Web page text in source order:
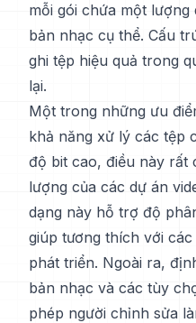
mỗi gói chứa một
bản nhạc cụ thể. Cấu
ghi tệp hiệu quả trong
lại.
Một trong những ưu
khả năng xử lý các tệp
độ bit cao, điều này rất
lượng của các dự án
dạng này hỗ trợ độ
giúp tương thích với
phát triển. Ngoài ra,
bản nhạc và các tùy
phép người chỉnh sửa